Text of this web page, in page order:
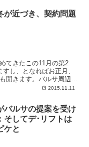
が近づき、契約問題
てきたこの11月の第2
し、となればお正月、
開きます。バルサ周辺で
プ役となる“第4のデラン
ソリアーノはどうだ？と
ー自身はラジオ局の取材
だろうね」、「簡単で
受け入れる」とコメント
また具体的になってきた
2015.11.11
バルサの提案を受け
そしてデ･リフトは
ケと